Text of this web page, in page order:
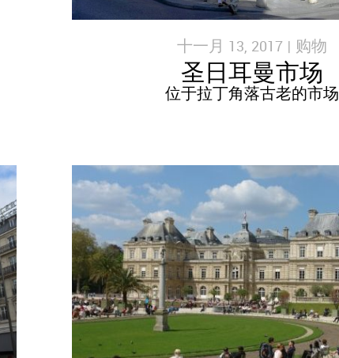
十一月 13, 2017 | 购物
圣日耳曼市场
位于拉丁角落古老的市场